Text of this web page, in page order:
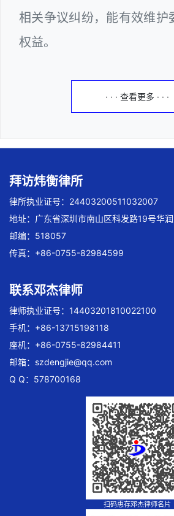
相关争议纠纷，能有效维护
权益。
· · · 查看更多 · · ·
拜访炜衡律所
律所执业证号：24403200511032007
地址：广东省深圳市南山区科发路19号华
邮编：518057
传真：+86-0755-82984599
联系邓杰律师
律师执业证号：14403201810022100
手机：+86-13715198118
座机：+86-0755-82984411
邮箱： szdengjie@qq.com
Q Q：578700168
扫码惠存邓杰律师名片